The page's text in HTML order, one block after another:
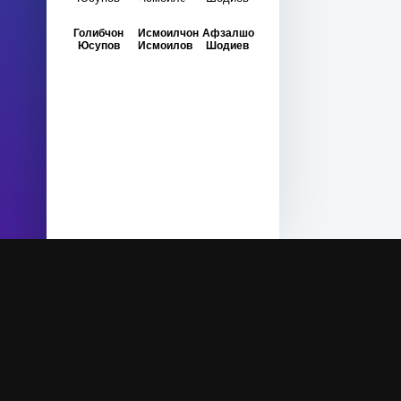
Голибчон
Юсупов
Исмоилчон
Исмоилов
Афзалшо
Шодиев